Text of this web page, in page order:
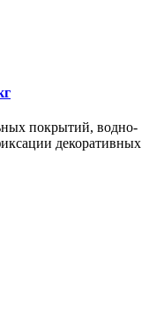
покрытий, водно-
декоративных